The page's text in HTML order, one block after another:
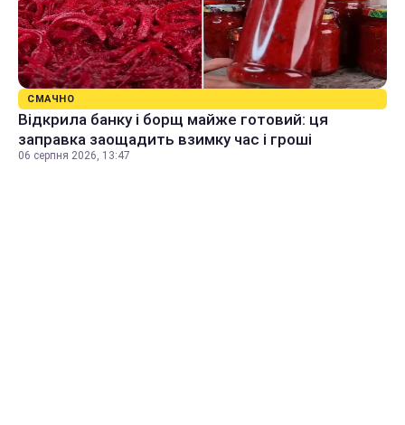
СМАЧНО
Відкрила банку і борщ майже готовий: ця
заправка заощадить взимку час і гроші
06 серпня 2026, 13:47